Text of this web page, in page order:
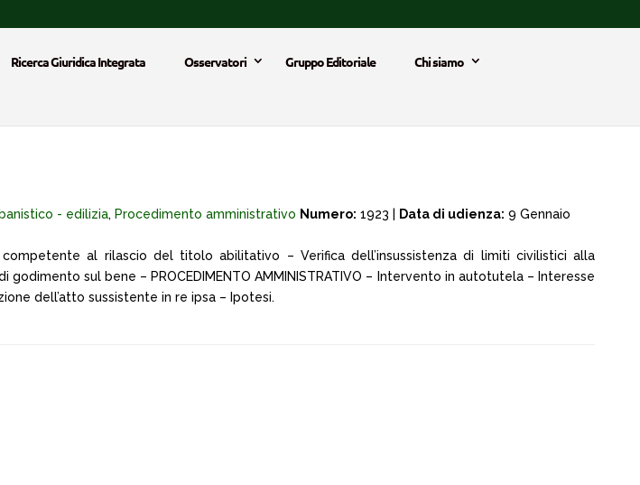
Ricerca Giuridica Integrata Osservatori Gruppo Editoriale
Chi siamo
- edilizia, Procedimento amministrativo Numero: 1923 | Data di udienza: 9 Gennaio
al rilascio del titolo abilitativo – Verifica dell’insussistenza di limiti civilistici alla
sul bene – PROCEDIMENTO AMMINISTRATIVO – Intervento in autotutela – Interesse
dell’atto sussistente in re ipsa – Ipotesi.